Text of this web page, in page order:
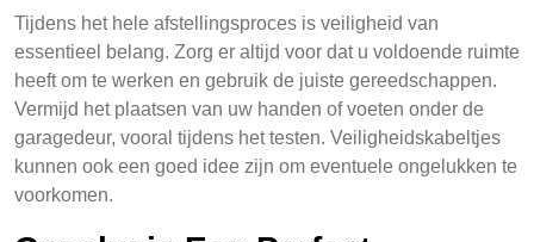
Tijdens het hele afstellingsproces is veiligheid van
essentieel belang. Zorg er altijd voor dat u voldoende ruimte
heeft om te werken en gebruik de juiste gereedschappen.
Vermijd het plaatsen van uw handen of voeten onder de
garagedeur, vooral tijdens het testen. Veiligheidskabeltjes
kunnen ook een goed idee zijn om eventuele ongelukken te
voorkomen.